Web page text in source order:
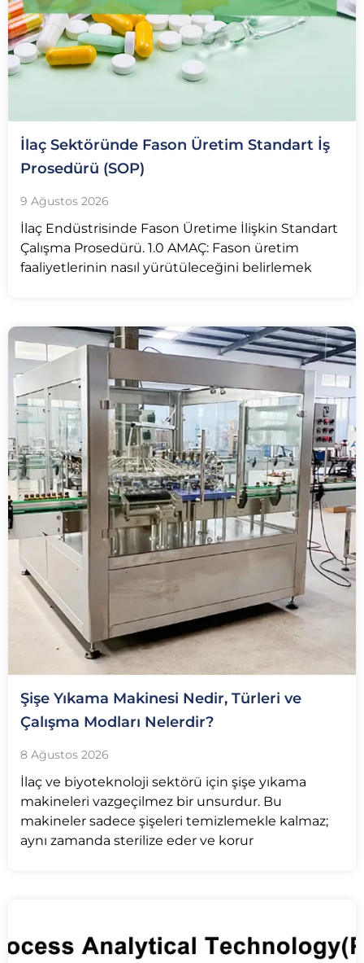
İlaç Sektöründe Fason Üretim Standart İş
Prosedürü (SOP)
9 Ağustos 2026
İlaç Endüstrisinde Fason Üretime İlişkin Standart
Çalışma Prosedürü. 1.0 AMAÇ: Fason üretim
faaliyetlerinin nasıl yürütüleceğini belirlemek
Şişe Yıkama Makinesi Nedir, Türleri ve
Çalışma Modları Nelerdir?
8 Ağustos 2026
İlaç ve biyoteknoloji sektörü için şişe yıkama
makineleri vazgeçilmez bir unsurdur. Bu
makineler sadece şişeleri temizlemekle kalmaz;
aynı zamanda sterilize eder ve korur